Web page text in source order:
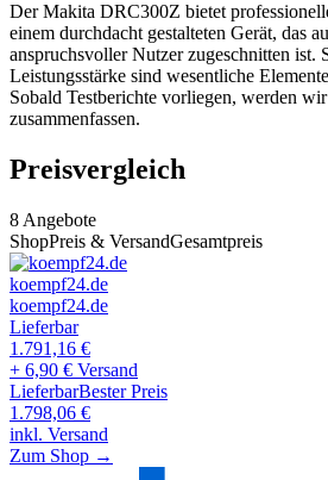
Der Makita DRC300Z bietet
einem durchdacht gestalteten Gerät, das
anspruchsvoller Nutzer zugeschnitten ist.
Leistungsstärke sind wesentliche
Sobald Testberichte vorliegen, werden
zusammenfassen.
Preisvergleich
8 Angebote
ShopPreis & VersandGesamtpreis
koempf24.de
koempf24.de
Lieferbar
1.791,16 €
+ 6,90 € Versand
LieferbarBester Preis
1.798,06 €
inkl. Versand
Zum Shop →